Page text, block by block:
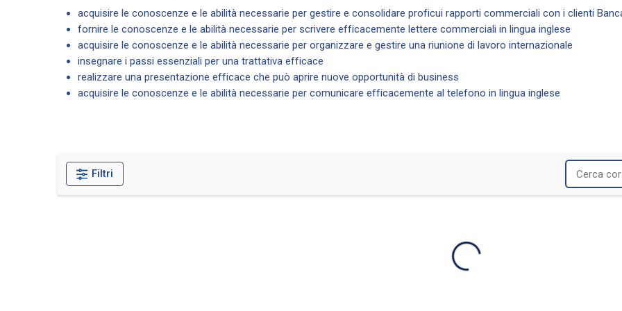
acquisire le conoscenze e le abilità necessarie per gestire e consolidare proficui rapporti commerciali con i clienti
fornire le conoscenze e le abilità necessarie per scrivere efficacemente lettere commerciali in lingua inglese
acquisire le conoscenze e le abilità necessarie per organizzare e gestire una riunione di lavoro internazionale
insegnare i passi essenziali per una trattativa efficace
realizzare una presentazione efficace che può aprire nuove opportunità di business
acquisire le conoscenze e le abilità necessarie per comunicare efficacemente al telefono in lingua inglese
Filtri